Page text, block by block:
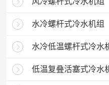
水冷螺杆式冷水机组
水冷低温螺杆式冷水
低温复叠活塞式冷水